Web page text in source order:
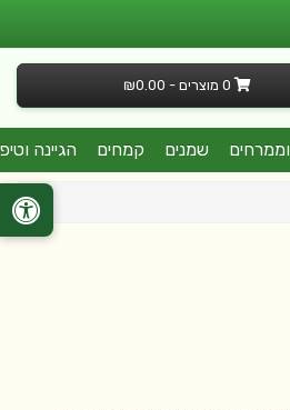
0 מוצרים - ₪0.00
שמנים קמחים הגיינה